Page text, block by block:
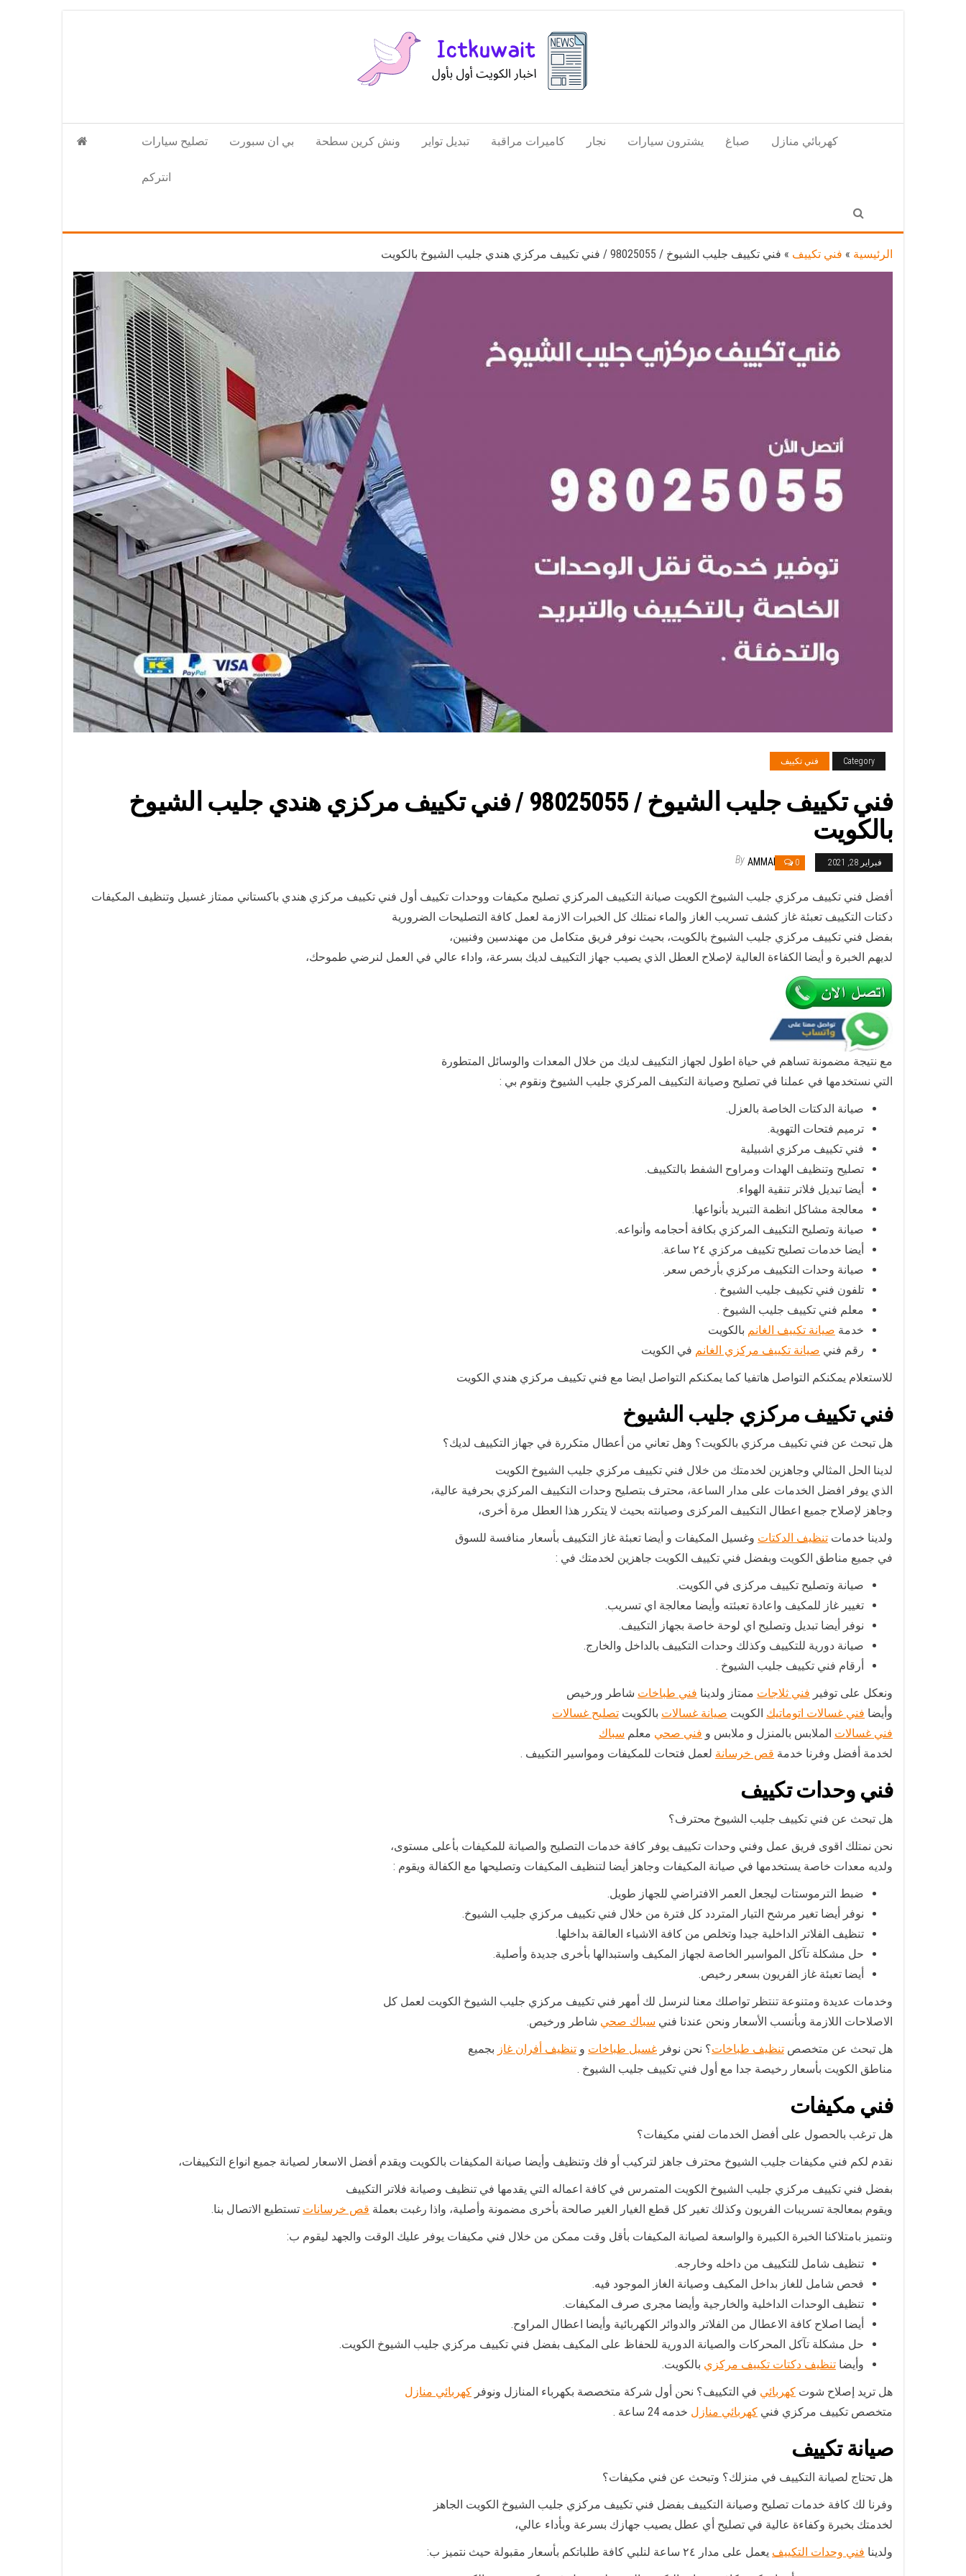
الكويت
تكنولوجيا
المعلومات
تصليح سيارات بي ان سبورت ونش كرين سطحة تبديل تواير كاميرات مراقبة نجار يشترون سيارات صباغ كهربائي منازل
انتركم
الرئيسية » فني تكييف » فني تكييف جليب الشيوخ / 98025055 / فني تكييف مركزي هندي جليب الشيوخ بالكويت
Category فني تكييف
فني تكييف جليب الشيوخ / 98025055 / فني تكييف مركزي هندي جليب الشيوخ
بالكويت
فبراير 28, 2021 0
By AMMAR
أفضل فني تكييف مركزي جليب الشيوخ الكويت صيانة التكييف المركزي تصليح مكيفات ووحدات تكييف أول فني تكييف مركزي هندي باكستاني ممتاز غسيل وتنظيف المكيفات
دكتات التكييف تعبئة غاز كشف تسريب الغاز والماء نمتلك كل الخبرات الازمة لعمل كافة التصليحات الضرورية
بفضل فني تكييف مركزي جليب الشيوخ بالكويت، بحيث نوفر فريق متكامل من مهندسين وفنيين،
لديهم الخبرة و أيضا الكفاءة العالية لإصلاح العطل الذي يصيب جهاز التكييف لديك بسرعة، واداء عالي في العمل لنرضي طموحك،
مع نتيجة مضمونة تساهم في حياة اطول لجهاز التكييف لديك من خلال المعدات والوسائل المتطورة
التي نستخدمها في عملنا في تصليح وصيانة التكييف المركزي جليب الشيوخ ونقوم بي :
صيانة الدكتات الخاصة بالعزل.
ترميم فتحات التهوية.
فني تكييف مركزي اشبيلية
تصليح وتنظيف الهدات ومراوح الشفط بالتكييف.
أيضا تبديل فلاتر تنقية الهواء.
معالجة مشاكل انظمة التبريد بأنواعها.
صيانة وتصليح التكييف المركزي بكافة أحجامه وأنواعه.
أيضا خدمات تصليح تكييف مركزي ٢٤ ساعة.
صيانة وحدات التكييف مركزي بأرخص سعر.
تلفون فني تكييف جليب الشيوخ .
معلم فني تكييف جليب الشيوخ .
خدمة صيانة تكييف الغانم بالكويت
رقم فني صيانة تكييف مركزي الغانم في الكويت
للاستعلام يمكنكم التواصل هاتفيا كما يمكنكم التواصل ايضا مع فني تكييف مركزي هندي الكويت
فني تكييف مركزي جليب الشيوخ
هل تبحث عن فني تكييف مركزي بالكويت؟ وهل تعاني من أعطال متكررة في جهاز التكييف لديك؟
لدينا الحل المثالي وجاهزين لخدمتك من خلال فني تكييف مركزي جليب الشيوخ الكويت
الذي يوفر افضل الخدمات على مدار الساعة، محترف بتصليح وحدات التكييف المركزي بحرفية عالية،
وجاهز لإصلاح جميع اعطال التكييف المركزى وصيانته بحيث لا يتكرر هذا العطل مرة أخرى،
ولدينا خدمات تنظيف الدكتات وغسيل المكيفات و أيضا تعبئة غاز التكييف بأسعار منافسة للسوق
في جميع مناطق الكويت وبفضل فني تكييف الكويت جاهزين لخدمتك في :
صيانة وتصليح تكييف مركزى في الكويت.
تغيير غاز للمكيف واعادة تعبئته وأيضا معالجة اي تسريب.
نوفر أيضا تبديل وتصليح اي لوحة خاصة بجهاز التكييف.
صيانة دورية للتكييف وكذلك وحدات التكييف بالداخل والخارج.
أرقام فني تكييف جليب الشيوخ .
ونعكل على توفير فني ثلاجات ممتاز ولدينا فني طباخات شاطر ورخيص
وأيضا فني غسالات اتوماتيك الكويت صيانة غسالات بالكويت تصليح غسالات
فني غسالات الملابس بالمنزل و ملابس و فني صحي معلم سباك
لخدمة أفضل وفرنا خدمة قص خرسانة لعمل فتحات للمكيفات ومواسير التكييف .
فني وحدات تكييف
هل تبحث عن فني تكييف جليب الشيوخ محترف؟
نحن نمتلك اقوى فريق عمل وفني وحدات تكييف يوفر كافة خدمات التصليح والصيانة للمكيفات بأعلى مستوى،
ولديه معدات خاصة يستخدمها في صيانة المكيفات وجاهز أيضا لتنظيف المكيفات وتصليحها مع الكفالة ويقوم :
ضبط الترموستات ليجعل العمر الافتراضي للجهاز طويل.
نوفر أيضا تغير مرشح التيار المتردد كل فترة من خلال فني تكييف مركزي جليب الشيوخ.
تنظيف الفلاتر الداخلية جيدا وتخلص من كافة الاشياء العالقة بداخلها.
حل مشكلة تآكل المواسير الخاصة لجهاز المكيف واستبدالها بأخرى جديدة وأصلية.
أيضا تعبئة غاز الفريون بسعر رخيص.
وخدمات عديدة ومتنوعة تنتظر تواصلك معنا لنرسل لك أمهر فني تكييف مركزي جليب الشيوخ الكويت لعمل كل
الاصلاحات اللازمة وبأنسب الأسعار ونحن عندنا فني سباك صحي شاطر ورخيص.
هل تبحث عن متخصص تنظيف طباخات؟ نحن نوفر غسيل طباخات و تنظيف أفران غاز بجميع
مناطق الكويت بأسعار رخيصة جدا مع أول فني تكييف جليب الشيوخ .
فني مكيفات
هل ترغب بالحصول على أفضل الخدمات لفني مكيفات؟
نقدم لكم فني مكيفات جليب الشيوخ محترف جاهز لتركيب أو فك وتنظيف وأيضا صيانة المكيفات بالكويت ويقدم أفضل الاسعار لصيانة جميع انواع التكييفات،
بفضل فني تكييف مركزي جليب الشيوخ الكويت المتمرس في كافة اعماله التي يقدمها في تنظيف وصيانة فلاتر التكييف
ويقوم بمعالجة تسريبات الفريون وكذلك تغير كل قطع الغيار الغير صالحة بأخرى مضمونة وأصلية، واذا رغبت بعملة قص خرسانات تستطيع الاتصال بنا.
ونتميز بامتلاكنا الخبرة الكبيرة والواسعة لصيانة المكيفات بأقل وقت ممكن من خلال فني مكيفات يوفر عليك الوقت والجهد ليقوم ب:
تنظيف شامل للتكييف من داخله وخارجه.
فحص شامل للغاز بداخل المكيف وصيانة الغاز الموجود فيه.
تنظيف الوحدات الداخلية والخارجية وأيضا مجرى صرف المكيفات.
أيضا اصلاح كافة الاعطال من الفلاتر والدوائر الكهربائية وأيضا اعطال المراوح.
حل مشكلة تآكل المحركات والصيانة الدورية للحفاظ على المكيف بفضل فني تكييف مركزي جليب الشيوخ الكويت.
وأيضا تنظيف دكتات تكييف مركزي بالكويت.
هل تريد إصلاح شوت كهربائي في التكييف؟ نحن أول شركة متخصصة بكهرباء المنازل ونوفر كهربائي منازل
متخصص تكييف مركزي فني كهربائي منازل خدمه 24 ساعة .
صيانة تكييف
هل تحتاج لصيانة التكييف في منزلك؟ وتبحث عن فني مكيفات؟
وفرنا لك كافة خدمات تصليح وصيانة التكييف بفضل فني تكييف مركزي جليب الشيوخ الكويت الجاهز
لخدمتك بخبرة وكفاءة عالية في تصليح أي عطل يصيب جهازك بسرعة وبأداء عالي،
ولدينا فني وحدات التكييف يعمل على مدار ٢٤ ساعة لنلبي كافة طلباتكم بأسعار مقبولة حيث نتميز ب: